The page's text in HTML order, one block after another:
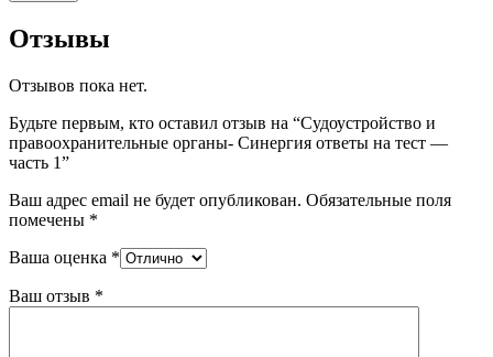
Отзывы
Отзывов пока нет.
Будьте первым, кто оставил отзыв на “Судоустройство и
правоохранительные органы- Синергия ответы на тест —
часть 1”
Ваш адрес email не будет опубликован. Обязательные поля
помечены *
Ваша оценка *
Ваш отзыв *